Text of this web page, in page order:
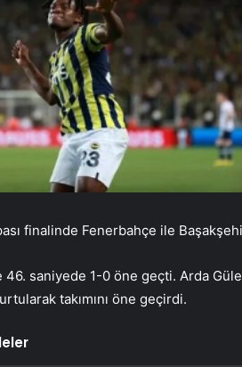
finalinde Fenerbahçe ile
46. saniyede 1-0 öne geçti. Arda
takımını öne geçirdi.